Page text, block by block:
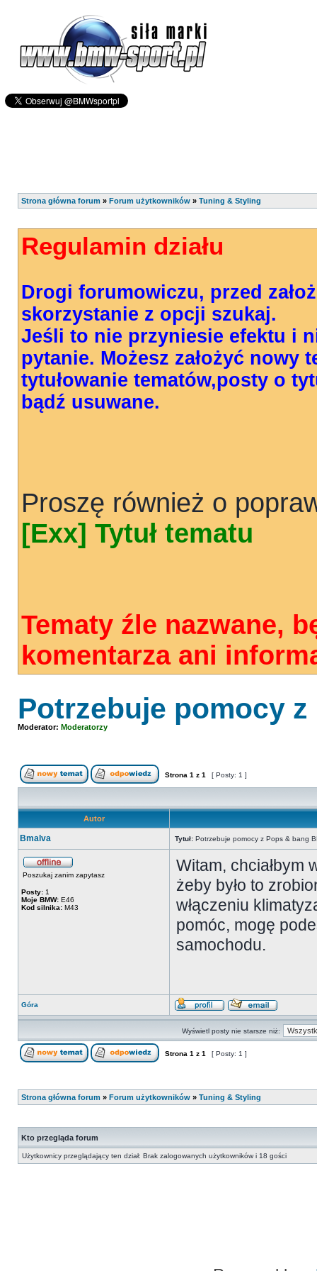
Strona główna forum » Forum użytkowników » Tuning & Styling
Regulamin działu
Drogi forumowiczu, przed
skorzystanie z opcji szukaj.
Jeśli to nie przyniesie efektu i
pytanie. Możesz założyć nowy
tytułowanie tematów,posty o
bądź usuwane.
Proszę również o
[Exx] Tytuł tematu
Tematy źle nazwane,
komentarza ani
Potrzebuje pomocy z
Moderator: Moderatorzy
Strona 1 z 1 [ Posty: 1 ]
Autor
Bmalva Tytuł: Potrzebuje pomocy z Pops & bang
Poszukaj zanim zapytasz
Posty: 1
Moje BMW: E46
Kod silnika: M43
Witam, chciałbym
żeby było to
włączeniu
pomóc, mogę
samochodu.
Góra
Wyświetl posty nie starsze niż:
Strona 1 z 1 [ Posty: 1 ]
Strona główna forum » Forum użytkowników » Tuning & Styling
Kto przegląda forum
Użytkownicy przeglądający ten dział: Brak zalogowanych użytkowników i 18 gości